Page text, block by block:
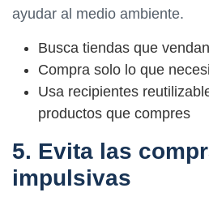
ayudar al medio ambiente.
Busca tiendas que
Compra solo lo que
Usa recipientes
productos que compres
5. Evita las
impulsivas